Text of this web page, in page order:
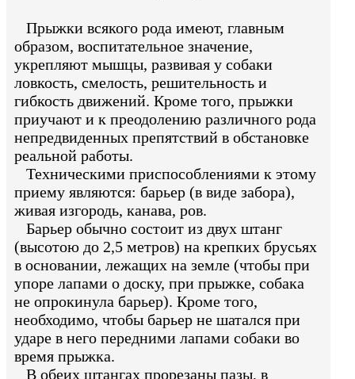
Прыжки всякого рода имеют, главным
образом, воспитательное значение,
укрепляют мышцы, развивая у собаки
ловкость, смелость, решительность и
гибкость движений. Кроме того, прыжки
приучают и к преодолению различного рода
непредвиденных препятствий в обстановке
реальной работы.
Техническими приспособлениями к этому
приему являются: барьер (в виде забора),
живая изгородь, канава, ров.
Барьер обычно состоит из двух штанг
(высотою до 2,5 метров) на крепких брусьях
в основании, лежащих на земле (чтобы при
упоре лапами о доску, при прыжке, собака
не опрокинула барьер). Кроме того,
необходимо, чтобы барьер не шатался при
ударе в него передними лапами собаки во
время прыжка.
В обеих штангах прорезаны пазы, в